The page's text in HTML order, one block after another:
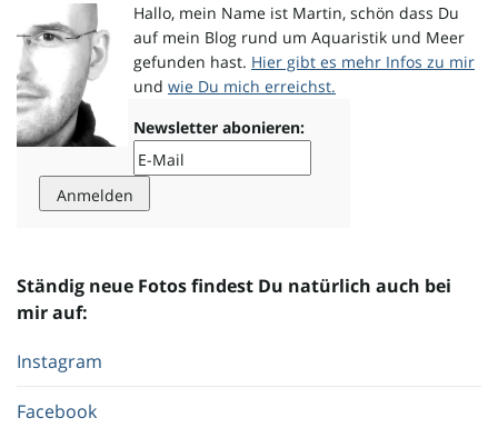
Hallo, mein Name ist Martin, schön dass Du
auf mein Blog rund um Aquaristik und Meer
gefunden hast. Hier gibt es mehr Infos zu mir
und wie Du mich erreichst.
Newsletter abonieren:
Ständig neue Fotos findest Du natürlich auch bei
mir auf:
Instagram
Facebook